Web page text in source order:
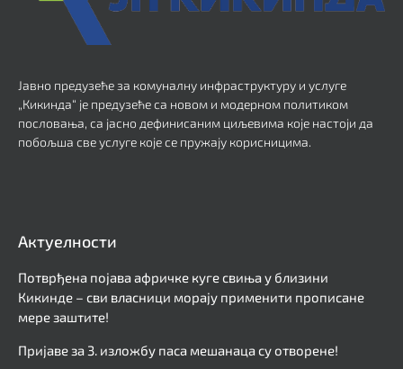
Јавно предузеће за комуналну инфраструктуру и услуге
„Кикинда“ је предузеће са новом и модерном политиком
пословања, са јасно дефинисаним циљевима које настоји да
побољша све услуге које се пружају корисницима.
Актуелности
Потврђена појава афричке куге свиња у близини
Кикинде – сви власници морају применити прописане
мере заштите!
Пријаве за 3. изложбу паса мешанаца су отворене!